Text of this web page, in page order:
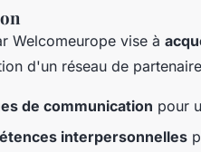
Welcomeurope vise à
d'un réseau de
de communication pour
interpersonnelles